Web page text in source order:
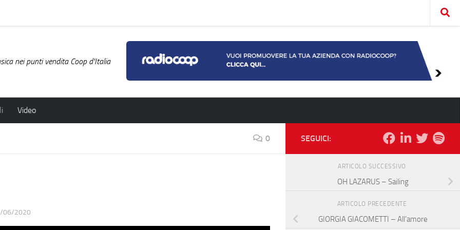
nei punti vendita Coop d'Italia
Video
0
06/2020
SEGUICI:
ARTICOLO SUCCESSIVO
OH LAZARUS – Sailing
ARTICOLO PRECEDENTE
GIORGIA GIACOMETTI – All’amore